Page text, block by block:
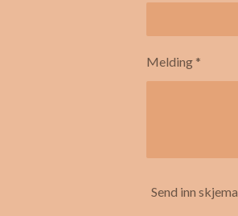
Melding *
Send inn skjema